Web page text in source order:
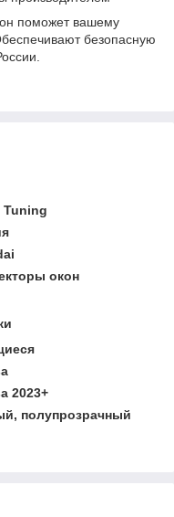
поможет вашему
безопасную
Tuning
окон
2023+
полупрозрачный